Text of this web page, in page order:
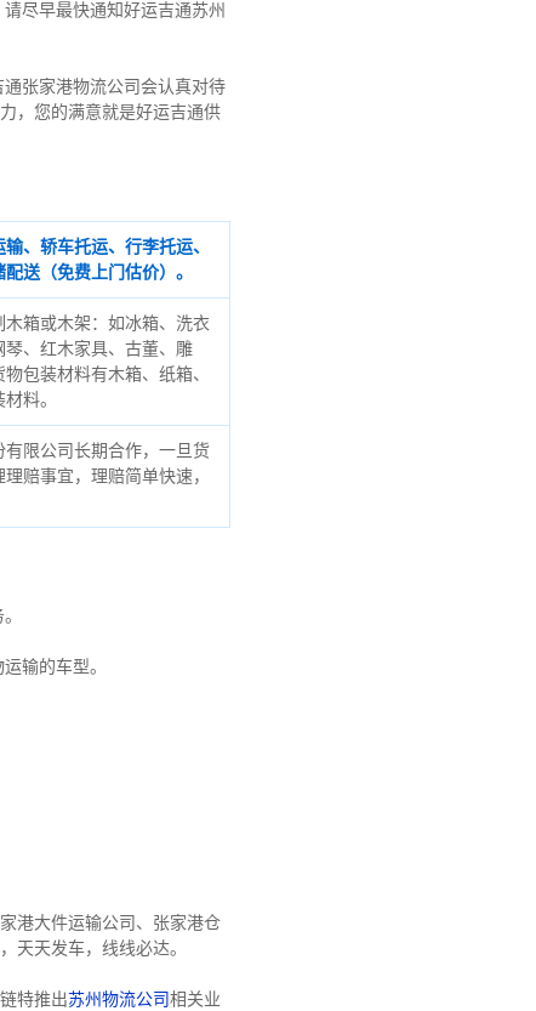
尽早最快通知好运吉通苏州
张家港物流公司会认真对待
，您的满意就是好运吉通供
、轿车托运、行李托运、
送（免费上门估价）。
箱或木架：如冰箱、洗衣
、红木家具、古董、雕
包装材料有木箱、纸箱、
料。
限公司长期合作，一旦货
赔事宜，理赔简单快速，
输的车型。
港大件运输公司、 张家港仓
，天天发车，线线必达。
特推出苏州物流公司相关业